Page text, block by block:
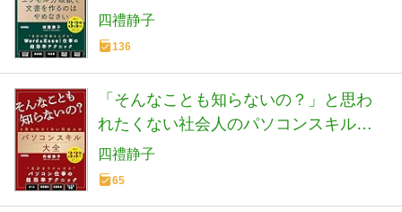
も苦しまない資料作成の新常識
四禮静子
136
「そんなことも知らないの？」と思わ
れたくない社会人のパソコンスキル大
全
四禮静子
65